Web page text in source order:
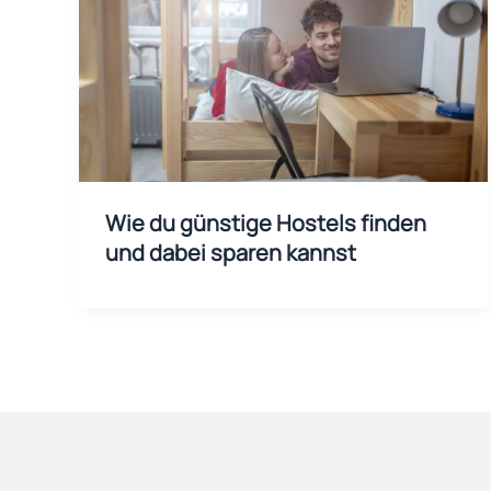
Wie du günstige Hostels finden
und dabei sparen kannst